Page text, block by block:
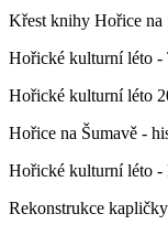
Křest knihy Hořice na
Hořické kulturní léto
Hořické kulturní léto
Hořice na Šumavě -
Hořické kulturní léto -
Rekonstrukce